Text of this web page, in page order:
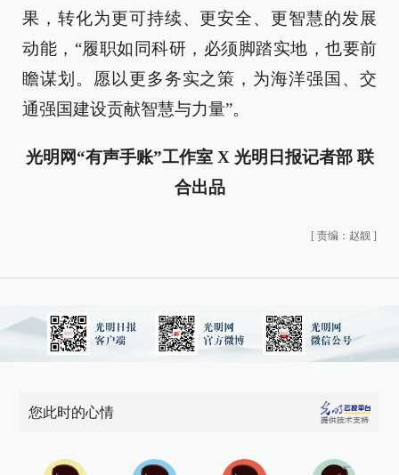
果，转化为更可持续、更安全、更智慧的发展
动能，“履职如同科研，必须脚踏实地，也要前
瞻谋划。愿以更多务实之策，为海洋强国、交
通强国建设贡献智慧与力量”。
光明网“有声手账”工作室 X 光明日报记者部 联
合出品
[ 责编：赵靓 ]
您此时的心情